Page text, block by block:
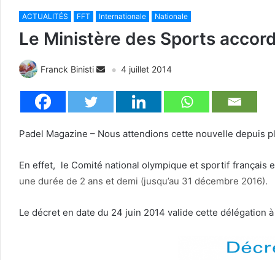
ACTUALITÉS FFT Internationale Nationale
Le Ministère des Sports
Franck Binisti 4 juillet 2014
Padel Magazine – Nous attendions cette nouvelle depuis
En effet, le Comité national olympique et sportif français
une durée de 2 ans et demi (jusqu’au 31 décembre 2016).
Le décret en date du 24 juin 2014 valide cette délégation à